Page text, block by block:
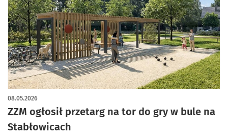
ZZM ogłosił przetarg na tor do gry w bule na
Stabłowicach
08.05.2026